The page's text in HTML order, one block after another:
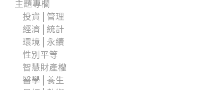
主題專欄
投資│管理
經濟│統計
環境│永續
性別平等
智慧財產權
醫學│養生